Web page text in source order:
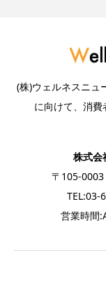
(株)ウェルネスニュ
に向けて、消費
株式会
〒105-
営業時間